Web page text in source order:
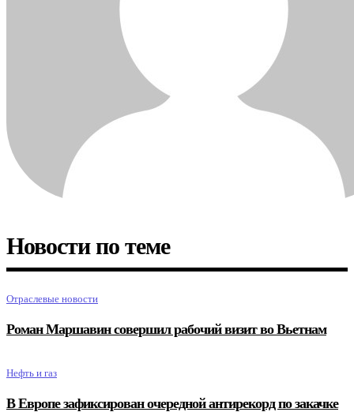
Новости по теме
Отраслевые новости
Роман Маршавин совершил рабочий визит во Вьетнам
Нефть и газ
В Европе зафиксирован очередной антирекорд по закачке